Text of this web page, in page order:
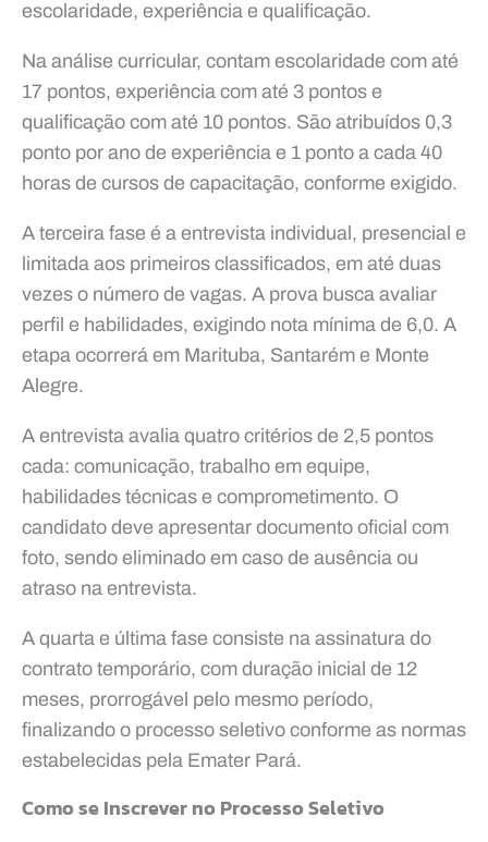
escolaridade, experiência e qualificação.
Na análise curricular, contam escolaridade com até
17 pontos, experiência com até 3 pontos e
qualificação com até 10 pontos. São atribuídos 0,3
ponto por ano de experiência e 1 ponto a cada 40
horas de cursos de capacitação, conforme exigido.
A terceira fase é a entrevista individual, presencial e
limitada aos primeiros classificados, em até duas
vezes o número de vagas. A prova busca avaliar
perfil e habilidades, exigindo nota mínima de 6,0. A
etapa ocorrerá em Marituba, Santarém e Monte
Alegre.
A entrevista avalia quatro critérios de 2,5 pontos
cada: comunicação, trabalho em equipe,
habilidades técnicas e comprometimento. O
candidato deve apresentar documento oficial com
foto, sendo eliminado em caso de ausência ou
atraso na entrevista.
A quarta e última fase consiste na assinatura do
contrato temporário, com duração inicial de 12
meses, prorrogável pelo mesmo período,
finalizando o processo seletivo conforme as normas
estabelecidas pela Emater Pará.
Como se Inscrever no Processo Seletivo